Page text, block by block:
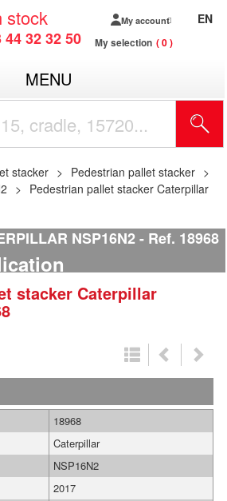
stock
44 32 32 50
My account
My selection 0
EN
MENU
stacker
Pedestrian pallet stacker
Pedestrian pallet stacker Caterpillar
NSP16N2 Ref. 18968
stacker Caterpillar
18968
Caterpillar
NSP16N2
2017